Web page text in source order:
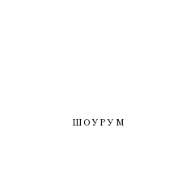
ШОУРУМ